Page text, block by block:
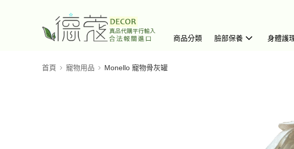
商品分類 臉部保養 身體護
首頁 寵物用品 Monello 寵物骨灰罐